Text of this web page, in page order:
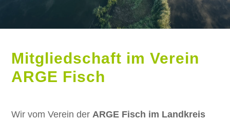
Mitgliedschaft im Verein
ARGE Fisch
Wir vom Verein derARGE Fisch im Landkreis